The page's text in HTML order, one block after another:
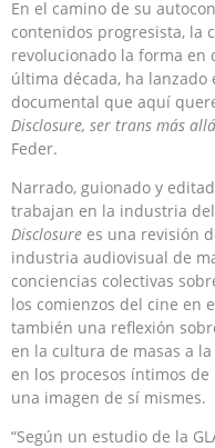
En el camino de su
contenidos progresista, la
revolucionado la forma en
última década, ha
documental que aquí
Disclosure, ser trans más
Feder.
Narrado, guionado y
trabajan en la industria
Disclosure es una revisión
industria audiovisual de
conciencias colectivas
los comienzos del cine en
también una reflexión
en la cultura de masas a
en los procesos íntimos
una imagen de sí mismes.
“Según un estudio de la